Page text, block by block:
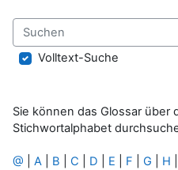
Suchen
Volltext-Suche
Sie können das Glossar über
Stichwortalphabet
@ A B C D E F G H